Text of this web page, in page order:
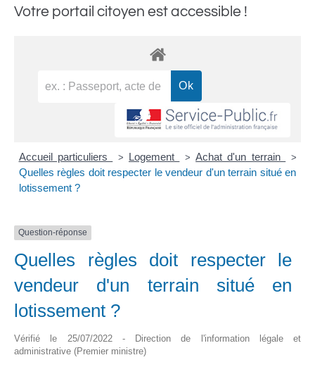
Votre portail citoyen est accessible !
Accueil particuliers > Logement > Achat d'un terrain >
Quelles règles doit respecter le vendeur d'un terrain situé en
lotissement ?
Question-réponse
Quelles règles doit respecter le
vendeur d'un terrain situé en
lotissement ?
Vérifié le 25/07/2022 - Direction de l'information légale et
administrative (Premier ministre)